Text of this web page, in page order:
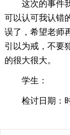
这次的事件
可以认可我认错
误了，希望老师
引以为戒，不要
的很大很大。
学生：
检讨日期：